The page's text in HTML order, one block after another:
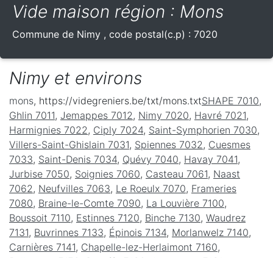
Vide maison région : Mons
Commune de Nimy , code postal(c.p) : 7020
Nimy et environs
mons, https://videgreniers.be/txt/mons.txtSHAPE 7010,
Ghlin 7011, Jemappes 7012 , Nimy 7020, Havré 7021,
Harmignies 7022 , Ciply 7024, Saint-Symphorien 7030,
Villers-Saint-Ghislain 7031, Spiennes 7032 , Cuesmes
7033, Saint-Denis 7034, Quévy 7040, Havay 7041,
Jurbise 7050, Soignies 7060, Casteau 7061, Naast
7062 , Neufvilles 7063, Le Roeulx 7070, Frameries
7080, Braine-le-Comte 7090, La Louvière 7100,
Boussoit 7110, Estinnes 7120, Binche 7130, Waudrez
7131, Buvrinnes 7133, Épinois 7134, Morlanwelz 7140,
Carnières 7141, Chapelle-lez-Herlaimont 7160,